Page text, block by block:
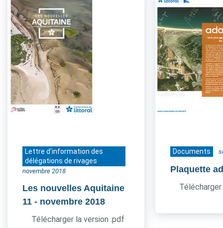
Lettre d'information des
délégations de rivages
novembre 2018
Les nouvelles Aquitaine
11 - novembre 2018
Télécharger la version .pdf
Documents
Plaquette